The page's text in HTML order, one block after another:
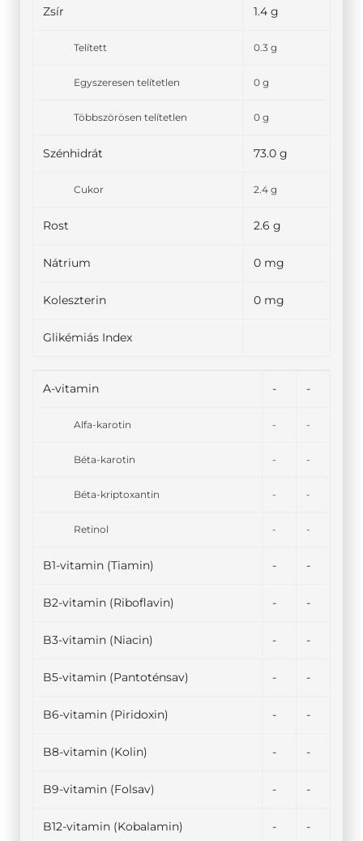
Zsír 1.4 g
Telített 0.3 g
Egyszeresen telítetlen 0 g
Többszörösen telítetlen 0 g
Szénhidrát 73.0 g
Cukor 2.4 g
Rost 2.6 g
Nátrium 0 mg
Koleszterin 0 mg
Glikémiás Index
A-vitamin - -
Alfa-karotin - -
Béta-karotin - -
Béta-kriptoxantin - -
Retinol - -
B1-vitamin (Tiamin) - -
B2-vitamin (Riboflavin) - -
B3-vitamin (Niacin) - -
B5-vitamin (Pantoténsav) - -
B6-vitamin (Piridoxin) - -
B8-vitamin (Kolin) - -
B9-vitamin (Folsav) - -
B12-vitamin (Kobalamin) - -